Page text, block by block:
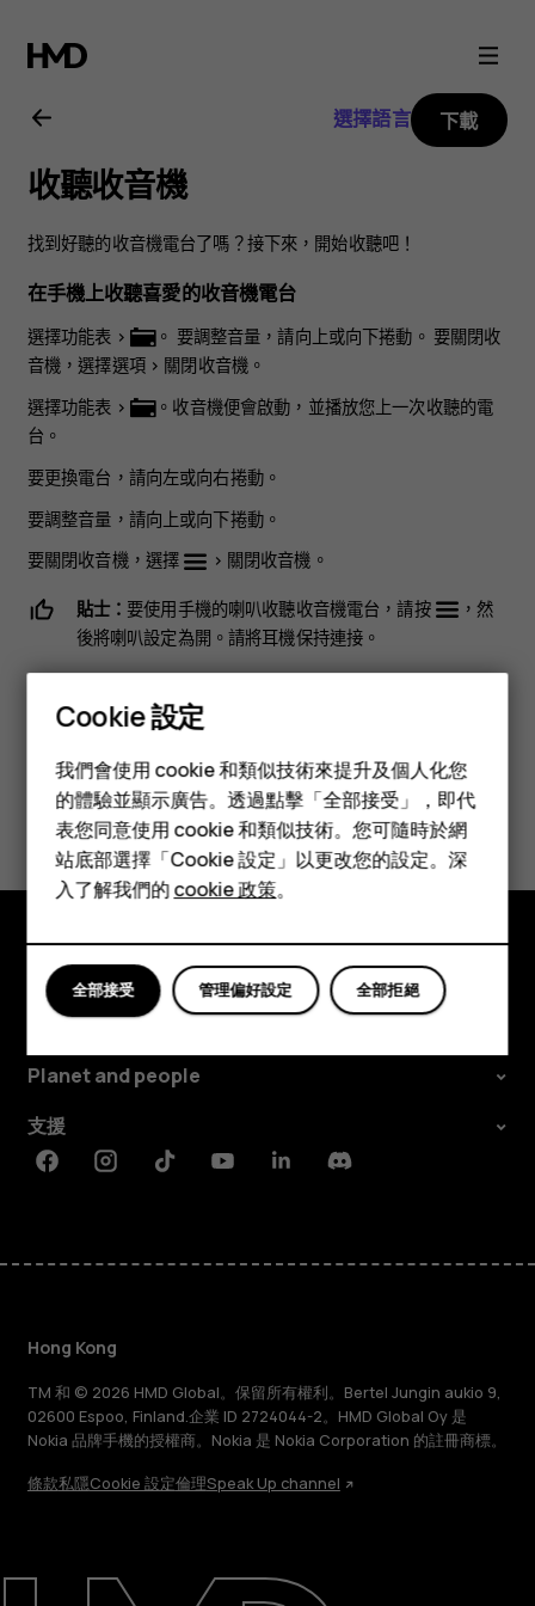
Nokia
3310
3G
用
戶
指
南
智慧型手機
功能型手機
配件
平板電腦
關於
選擇語言 下載
收聽收音機
找到好聽的收音機電台了嗎？接下來，開始收聽吧！
在手機上收聽喜愛的收音機電台
選擇功能表 >
。 要調整音量，請向上或向下捲動。 要關閉收
音機，選擇選項> 關閉收音機 。
選擇功能表 >
。收音機便會啟動，並播放您上一次收聽的電
台。
要更換電台，請向左或向右捲動。
要調整音量，請向上或向下捲動。
要關閉收音機，選擇
> 關閉收音機 。
貼士： 要使用手機的喇叭收聽收音機電台，請按
，然
後將喇叭設定為開。請將耳機保持連接。
您認為這有幫助嗎？
是 否
探索
關於
Planet and people
支援
FacebookInstagramTiktokYoutubeLinkedinDiscord
Hong Kong
TM 和 © 2026 HMD Global。保留所有權利。Bertel Jungin aukio 9,
02600 Espoo, Finland.企業 ID 2724044-2。HMD Global Oy 是
Nokia 品牌手機的授權商。Nokia 是 Nokia Corporation 的註冊商標。
條款私隱Cookie 設定倫理Speak Up channel
Cookie 設定
我們會使用 cookie 和類似技術來提升及個人化您
的體驗並顯示廣告。透過點擊「全部接受」，即代
表您同意使用 cookie 和類似技術。您可隨時於網
站底部選擇「Cookie 設定」以更改您的設定。深
入了解我們的cookie 政策。
全部拒絕
管理偏好設定
全部接受